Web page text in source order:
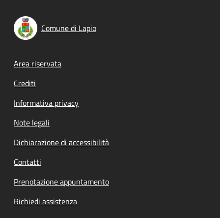
Comune di Lapio
Footer menu
Area riservata
Crediti
Informativa privacy
Note legali
Dichiarazione di accessibilità
Contatti
Prenotazione appuntamento
Richiedi assistenza